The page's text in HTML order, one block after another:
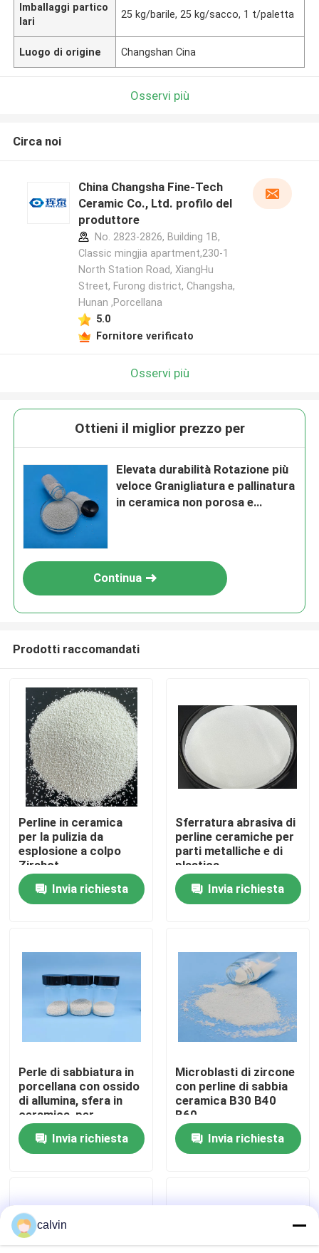
Casa
Prodotti
Fatory Tour
Controllo di qualità
Contattaci
Richiedere un preventivo
Media di brillamento ceramici
Abrasivo di brillamento ceramico
Imballaggi partico
lari
25 kg/barile, 25 kg/sacco, 1 t/paletta
Luogo di origine Changshan Cina
Osservi più
Circa noi
China Changsha Fine-Tech
Ceramic Co., Ltd. profilo del
produttore
No. 2823-2826, Building 1B,
Classic mingjia apartment,230-1
North Station Road, XiangHu
Street, Furong district, Changsha,
Hunan ,Porcellana
5.0
Fornitore verificato
Osservi più
Ottieni il miglior prezzo per
Elevata durabilità Rotazione più
veloce Granigliatura e pallinatura
in ceramica non porosa e
Continua
Prodotti raccomandati
Perline in ceramica
per la pulizia da
esplosione a colpo
Zirshot
Invia richiesta
Sferratura abrasiva di
perline ceramiche per
parti metalliche e di
plastica
Invia richiesta
Perle di sabbiatura in
porcellana con ossido
di allumina, sfera in
ceramica, per
sbavatura e lucidatura
superficiale, grana 36
personalizzata
Invia richiesta
Microblasti di zircone
con perline di sabbia
ceramica B30 B40
B60
Invia richiesta
calvin